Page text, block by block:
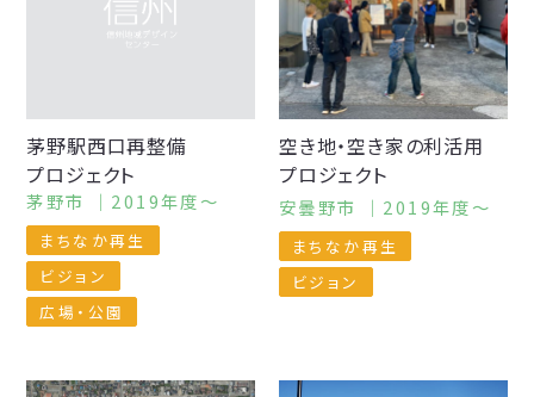
茅野駅西口再整備
プロジェクト
茅野市 ｜2019年度〜
まちなか再生
ビジョン
広場・公園
空き地・空き家の利活用
プロジェクト
安曇野市 ｜2019年度〜
まちなか再生
ビジョン